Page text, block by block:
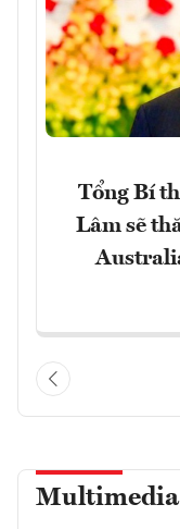
Tổng Bí
Lâm sẽ
Multimedia